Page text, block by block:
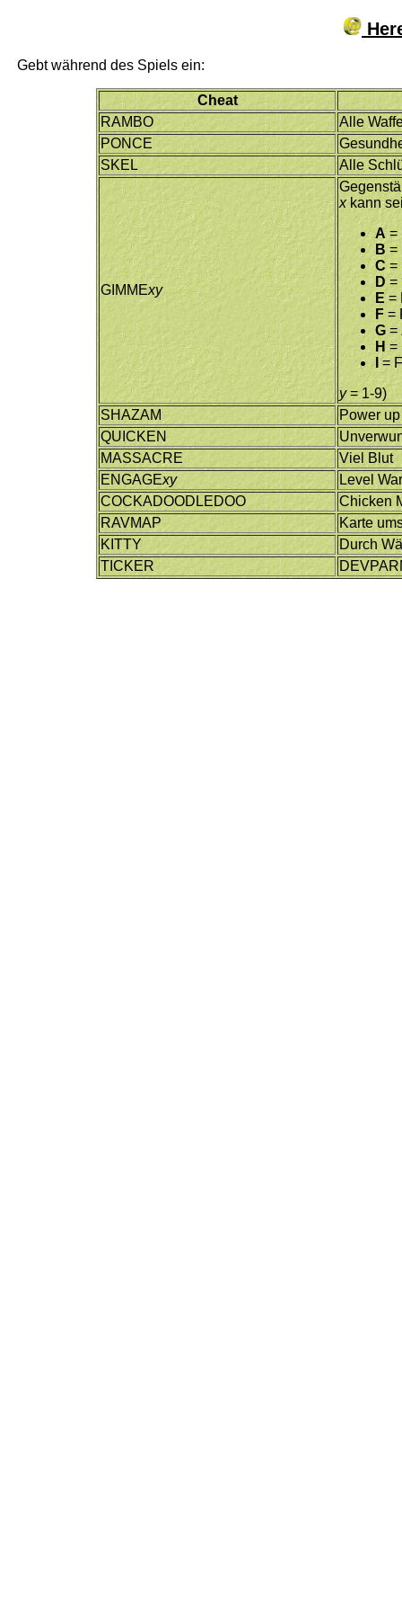
Gebt während des Spiels ein:
Cheat
RAMBO
Alle
PONCE
SKEL
Alle
GIMMExy
xkann
A =
B =
C =
D =
E=
F =
G =
H =
=
y= 1-9)
SHAZAM
Power up
QUICKEN
MASSACRE
Viel Blut
ENGAGExy
Level
COCKADOODLEDOO
Chicken
RAVMAP
Karte
KITTY
Durch
TICKER